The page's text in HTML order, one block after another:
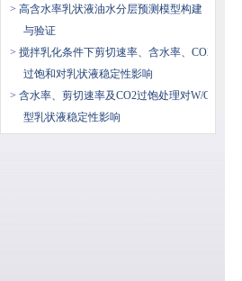
> 高含水率乳状液油水分层预测模型构建
与验证
> 搅拌乳化条件下剪切速率、含水率、CO2
过饱和对乳状液稳定性影响
> 含水率、剪切速率及CO2过饱处理对W/O
型乳状液稳定性影响